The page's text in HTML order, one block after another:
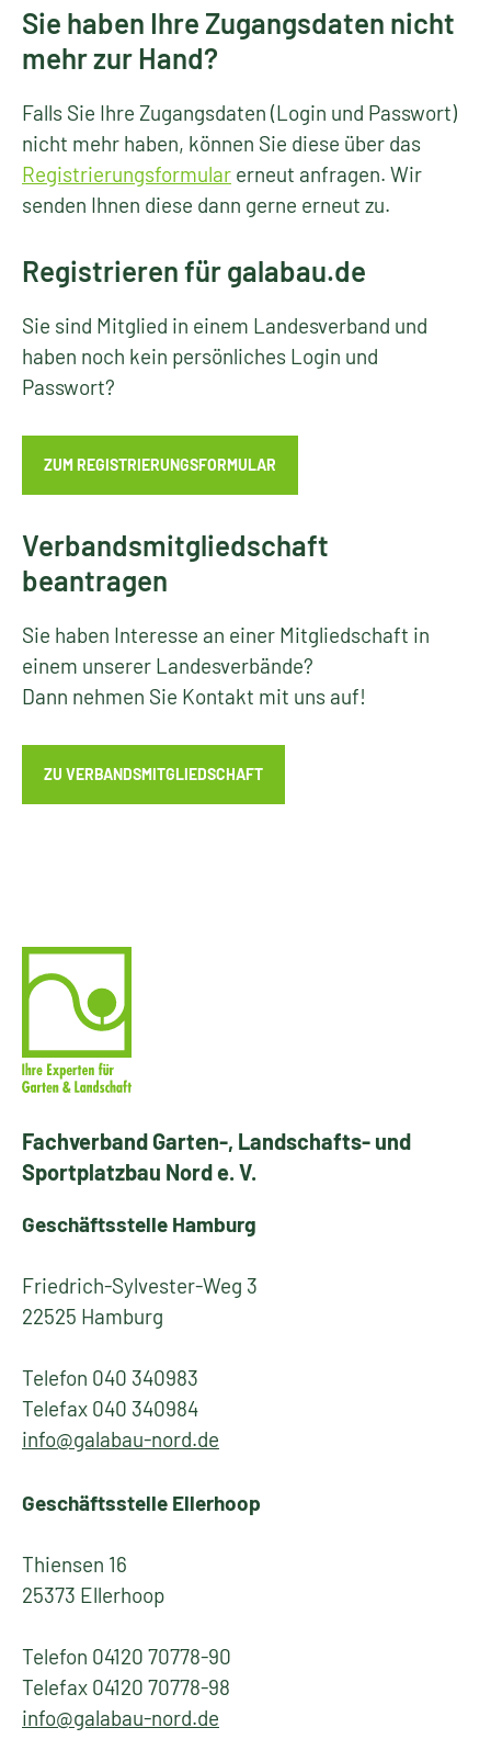
Sie haben Ihre Zugangsdaten nicht
mehr zur Hand?
Falls Sie Ihre Zugangsdaten (Login und Passwort)
nicht mehr haben, können Sie diese über das
Registrierungsformular erneut anfragen. Wir
senden Ihnen diese dann gerne erneut zu.
Registrieren für galabau.de
Sie sind Mitglied in einem Landesverband und
haben noch kein persönliches Login und
Passwort?
ZUM REGISTRIERUNGSFORMULAR
Verbandsmitgliedschaft
beantragen
Sie haben Interesse an einer Mitgliedschaft in
einem unserer Landesverbände?
Dann nehmen Sie Kontakt mit uns auf!
ZU VERBANDSMITGLIEDSCHAFT
Fachverband Garten-, Landschafts- und
Sportplatzbau Nord e. V.
Geschäftsstelle Hamburg
Friedrich-Sylvester-Weg 3
22525 Hamburg
Telefon 040 340983
Telefax 040 340984
info@galabau-nord.de
Geschäftsstelle Ellerhoop
Thiensen 16
25373 Ellerhoop
Telefon 04120 70778-90
Telefax 04120 70778-98
info@galabau-nord.de